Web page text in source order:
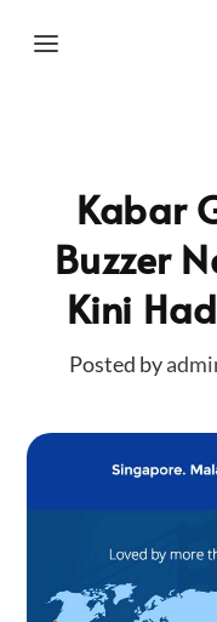
Kabar
Buzzer
Kini
Posted by